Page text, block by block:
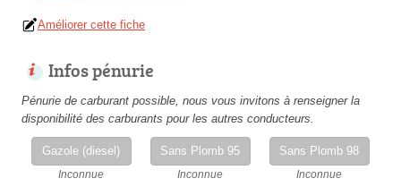
Améliorer cette fiche
Infos pénurie
Pénurie de carburant possible, nous vous invitons à renseigner la
disponibilité des carburants pour les autres conducteurs.
Gazole (diesel)
Inconnue
Sans Plomb 95
Inconnue
Sans Plomb 98
Inconnue